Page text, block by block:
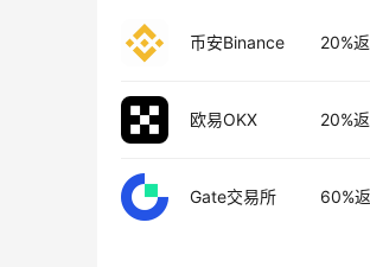
币安Binance 20%
欧易OKX 20%
Gate交易所 60%